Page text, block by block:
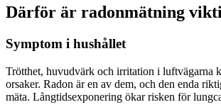
Därför är radonmätning
Symptom i hushållet
Trötthet, huvudvärk och irritation i luftvägarna
orsaker. Radon är en av dem, och den enda
mäta. Långtidsexponering ökar risken för